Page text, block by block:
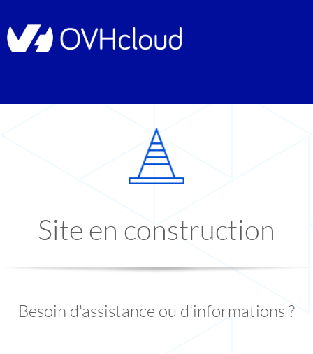
Site en construction
Besoin d'assistance ou d'informations ?